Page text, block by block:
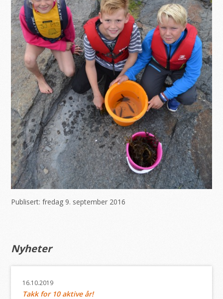
Publisert: fredag 9. september 2016
Nyheter
16.10.2019
Takk for 10 aktive år!